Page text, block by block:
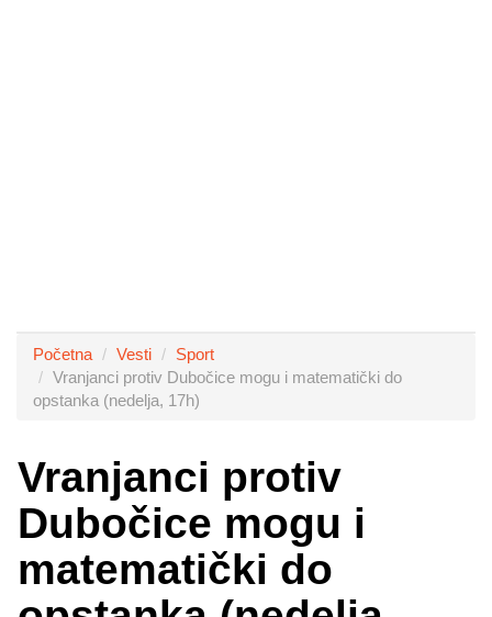
Početna Vesti
Sport
Vranjanci protiv Dubočice mogu i matematički do
opstanka (nedelja, 17h)
Vranjanci protiv
Dubočice mogu i
matematički do